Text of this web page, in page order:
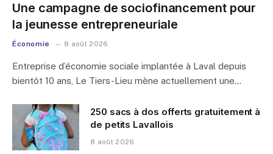
Une campagne de sociofinancement pour
la jeunesse entrepreneuriale
Économie 8 août 2026
Entreprise d’économie sociale implantée à Laval depuis
bientôt 10 ans, Le Tiers-Lieu mène actuellement une…
250 sacs à dos offerts gratuitement à
de petits Lavallois
8 août 2026